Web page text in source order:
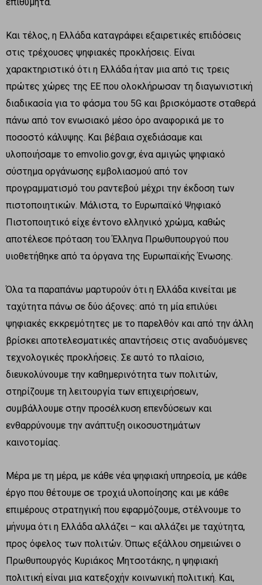
Και τέλος, η Ελλάδα καταγράφει εξαιρετικές επιδόσεις
στις τρέχουσες ψηφιακές προκλήσεις. Είναι
χαρακτηριστικό ότι η Ελλάδα ήταν μια από τις τρεις
πρώτες χώρες της ΕΕ που ολοκλήρωσαν τη διαγωνιστική
διαδικασία για το φάσμα του 5G και βρισκόμαστε σταθερά
πάνω από τον ενωσιακό μέσο όρο αναφορικά με το
ποσοστό κάλυψης. Και βέβαια σχεδιάσαμε και
υλοποιήσαμε το emvolio.gov.gr, ένα αμιγώς ψηφιακό
σύστημα οργάνωσης εμβολιασμού από τον
προγραμματισμό του ραντεβού μέχρι την έκδοση των
πιστοποιητικών. Μάλιστα, το Ευρωπαϊκό Ψηφιακό
Πιστοποιητικό είχε έντονο ελληνικό χρώμα, καθώς
αποτέλεσε πρόταση του Έλληνα Πρωθυπουργού που
υιοθετήθηκε από τα όργανα της Ευρωπαϊκής Ένωσης.
Όλα τα παραπάνω μαρτυρούν ότι η Ελλάδα κινείται με
ταχύτητα πάνω σε δύο άξονες: από τη μία επιλύει
ψηφιακές εκκρεμότητες με το παρελθόν και από την άλλη
βρίσκει αποτελεσματικές απαντήσεις στις αναδυόμενες
τεχνολογικές προκλήσεις. Σε αυτό το πλαίσιο,
διευκολύνουμε την καθημερινότητα των πολιτών,
στηρίζουμε τη λειτουργία των επιχειρήσεων,
συμβάλλουμε στην προσέλκυση επενδύσεων και
ενθαρρύνουμε την ανάπτυξη οικοσυστημάτων
καινοτομίας.
Μέρα με τη μέρα, με κάθε νέα ψηφιακή υπηρεσία, με κάθε
έργο που θέτουμε σε τροχιά υλοποίησης και με κάθε
επιμέρους στρατηγική που εφαρμόζουμε, στέλνουμε το
μήνυμα ότι η Ελλάδα αλλάζει – και αλλάζει με ταχύτητα,
προς όφελος των πολιτών. Όπως εξάλλου σημειώνει ο
Πρωθυπουργός Κυριάκος Μητσοτάκης, η ψηφιακή
πολιτική είναι μια κατεξοχήν κοινωνική πολιτική. Και,